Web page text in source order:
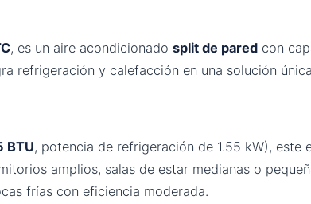
, es un aire acondicionado split de pared con
refrigeración y calefacción en una solución
BTU, potencia de refrigeración de 1.55 kW),
amplios, salas de estar medianas o
frías con eficiencia moderada.